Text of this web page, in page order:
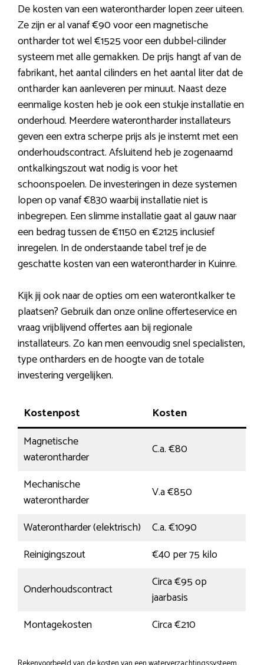
De kosten van een waterontharder lopen zeer uiteen.
Ze zijn er al vanaf €90 voor een magnetische
ontharder tot wel €1525 voor een dubbel-cilinder
systeem met alle gemakken. De prijs hangt af van de
fabrikant, het aantal cilinders en het aantal liter dat de
ontharder kan aanleveren per minuut. Naast deze
eenmalige kosten heb je ook een stukje installatie en
onderhoud. Meerdere waterontharder installateurs
geven een extra scherpe prijs als je instemt met een
onderhoudscontract. Afsluitend heb je zogenaamd
ontkalkingszout wat nodig is voor het
schoonspoelen. De investeringen in deze systemen
lopen op vanaf €830 waarbij installatie niet is
inbegrepen. Een slimme installatie gaat al gauw naar
een bedrag tussen de €1150 en €2125 inclusief
inregelen. In de onderstaande tabel tref je de
geschatte kosten van een waterontharder in Kuinre.
Kijk jij ook naar de opties om een waterontkalker te
plaatsen? Gebruik dan onze online offerteservice en
vraag vrijblijvend offertes aan bij regionale
installateurs. Zo kan men eenvoudig snel specialisten,
type ontharders en de hoogte van de totale
investering vergelijken.
Kostenpost
Kosten
Magnetische
waterontharder
C.a. €80
Mechanische
waterontharder
V.a €850
Waterontharder (elektrisch)
C.a. €1090
Reinigingszout
€40 per 75 kilo
Onderhoudscontract
Circa €95 op
jaarbasis
Montagekosten
Circa €210